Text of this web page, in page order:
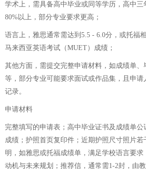
学术上，需具备高中毕业或同等学历，高中
80%以上，部分专业要求更高；
语言上，雅思通常需达到5.5 - 6.0分，或托福
马来西亚英语考试（MUET）成绩；
其他方面，需提交完整申请材料，如成绩单、
等，部分专业可能要求面试或作品集，且申
记录。
申请材料
完整填写的申请表；高中毕业证书及成绩单
成绩；护照首页复印件；近期护照尺寸照片
明，如雅思或托福成绩单，满足学校语言要
动机与未来规划；推荐信，通常需1-2封，由